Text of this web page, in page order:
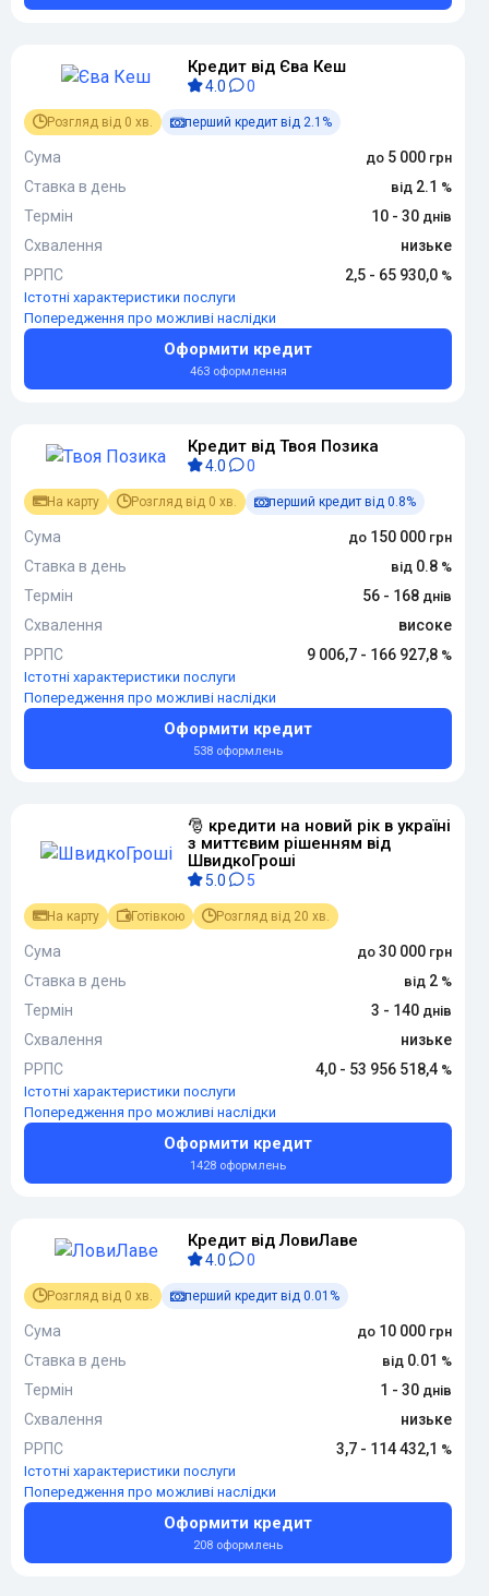
Кредит від Єва Кеш
4.0 0
Розгляд від 0 хв. перший кредит від 2.1%
Сума
5 000
Ставка в день
2.1
Термін
10 - 30
Схвалення
низьке
РРПС
2,5 - 65 930,0
Істотні характеристики послуги
Попередження про можливі наслідки
Оформити кредит
463 оформлення
Кредит від Твоя Позика
4.0 0
На карту Розгляд від 0 хв. перший кредит від 0.8%
Сума
150 000
Ставка в день
0.8
Термін
56 - 168
Схвалення
високе
РРПС
9 006,7 - 166 927,8
Істотні характеристики послуги
Попередження про можливі наслідки
Оформити кредит
538 оформлень
🎅 кредити на новий рік в україні
з миттєвим рішенням від
ШвидкоГроші
5.0 5
На карту Готівкою Розгляд від 20 хв.
Сума
30 000
Ставка в день
2
Термін
3 - 140
Схвалення
низьке
РРПС
4,0 - 53 956 518,4
Істотні характеристики послуги
Попередження про можливі наслідки
Оформити кредит
1428 оформлень
Кредит від ЛовиЛаве
4.0 0
Розгляд від 0 хв. перший кредит від 0.01%
Сума
10 000
Ставка в день
0.01
Термін
1 - 30
Схвалення
низьке
РРПС
3,7 - 114 432,1
Істотні характеристики послуги
Попередження про можливі наслідки
Оформити кредит
208 оформлень